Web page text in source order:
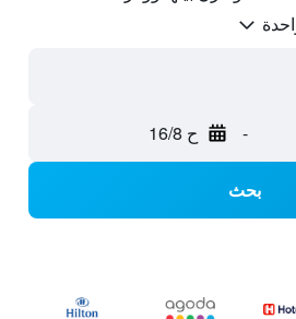
- ح 16/8
بحث